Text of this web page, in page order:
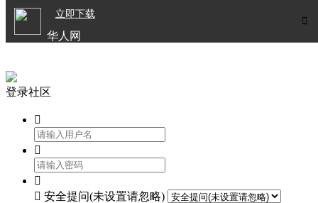

立即下载
华人网
登录社区



 安全提问(未设置请忽略)